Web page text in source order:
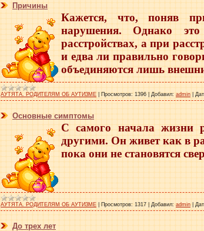
Причины
Кажется, что, поняв
нарушения. Однако
расстройствах, а при
и едва ли правильно
объединяются лишь
АУТЯТА. РОДИТЕЛЯМ ОБ АУТИЗМЕ Просмотров: 1396 Добавил: admin
Основные симптомы
С самого начала жизни
другими. Он живет как в
пока они не становятся
АУТЯТА. РОДИТЕЛЯМ ОБ АУТИЗМЕ Просмотров: 1317 Добавил: admin
До трех лет